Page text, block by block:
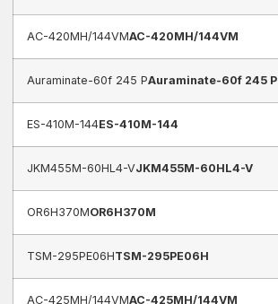
AC-420MH/144VMAC-420MH/144VM
Auraminate-60f 245 PAuraminate-60f 245 P
ES-410M-144ES-410M-144
JKM455M-60HL4-VJKM455M-60HL4-V
OR6H370MOR6H370M
TSM-295PE06HTSM-295PE06H
AC-425MH/144VMAC-425MH/144VM